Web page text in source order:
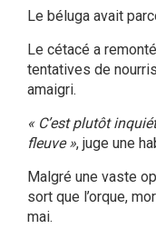
Le béluga avait
Le cétacé a
tentatives de
amaigri.
« C’est plutôt
fleuve », juge une
Malgré une vaste
sort que l’orque,
mai.